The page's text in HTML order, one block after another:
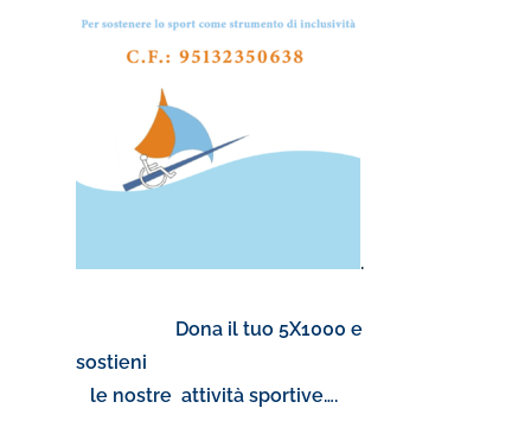
.
Dona il tuo 5X1000 e
sostieni
le nostre attività sportive….